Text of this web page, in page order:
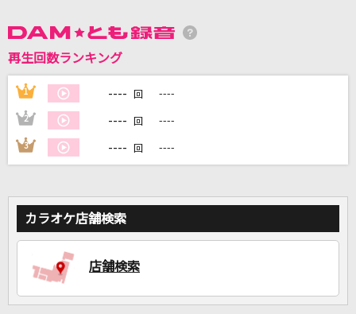
自宅でカラオケ歌い放題！
再生回数ランキング
1 ---- 回 ----
2 ---- 回 ----
3 ---- 回 ----
カラオケ店舗検索
店舗検索